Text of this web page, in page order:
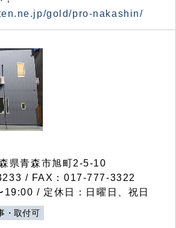
gold/pro-nakashin/
県青森市旭町2-5-10
/ FAX：017-777-3322
/ 定休日：日曜日、祝日
・取付可